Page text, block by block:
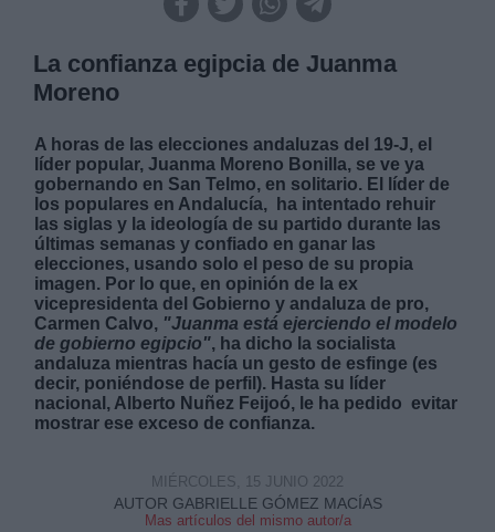
La confianza egipcia de Juanma
Moreno
A horas de las elecciones andaluzas del 19-J, el
líder popular, Juanma Moreno Bonilla, se ve ya
gobernando en San Telmo, en solitario. El líder de
los populares en Andalucía, ha intentado rehuir
las siglas y la ideología de su partido durante las
últimas semanas y confiado en ganar las
elecciones, usando solo el peso de su propia
imagen. Por lo que, en opinión de la ex
vicepresidenta del Gobierno y andaluza de pro,
Carmen Calvo, "Juanma está ejerciendo el modelo
de gobierno egipcio", ha dicho la socialista
andaluza mientras hacía un gesto de esfinge (es
decir, poniéndose de perfil). Hasta su líder
nacional , Alberto Nuñez Feijoó, le ha pedido evitar
mostrar ese exceso de confianza.
AUTOR GABRIELLE GÓMEZ MACÍAS
Mas artículos del mismo autor/a
MIÉRCOLES, 15 JUNIO 2022
Destinatarios:
Derechos:
link